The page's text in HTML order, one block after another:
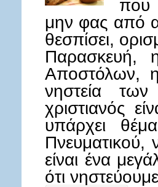
που
μην φας από
θεσπίσει,
Παρασκευή,
Αποστόλων, η
νηστεία των
χριστιανός
υπάρχει
Πνευματικού,
είναι ένα
ότι